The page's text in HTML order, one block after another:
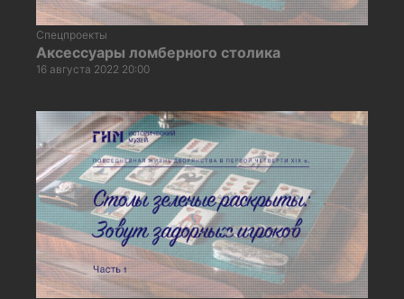
Спецпроекты
Аксессуары ломберного столика
16 августа 2022 20:00